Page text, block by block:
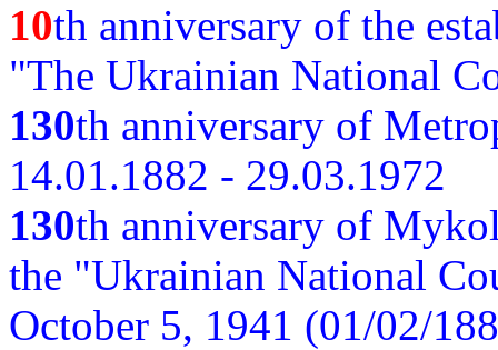
10th anniversary of the
"The Ukrainian National
130th anniversary of
14.01.1882 - 29.03.1972
130th anniversary of
the "Ukrainian National
October 5, 1941 (01/02/